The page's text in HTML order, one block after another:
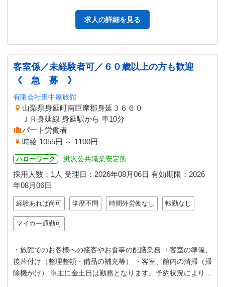
求人の詳細を見る
客室係／未経験者可／６０歳以上の方も歓迎
《 急 募 》
有限会社田中屋旅館
山梨県身延町南巨摩郡身延３６６０
ＪＲ身延線 身延駅から 車10分
パート労働者
時給 1055円 ～ 1100円
ハローワーク 鰍沢公共職業安定所
採用人数：1人 受理日： 2026年08月06日 有効期限： 2026
年08月06日
経験あれば尚可 学歴不問 時間外労働なし 転勤なし
マイカー通勤可
・旅館でのお客様への接客やお食事の配膳業務 ・客室の準備、
後片付け（整理整頓・備品の補充等） ・客室、館内の清掃（掃
除機がけ） ※主に金土日は勤務となります。予約状況により変